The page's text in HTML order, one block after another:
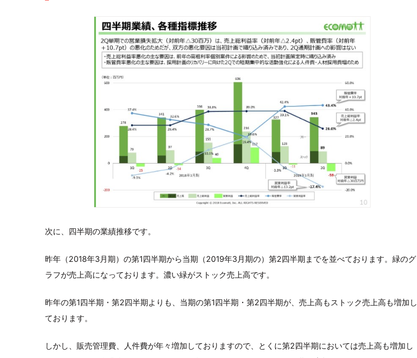
次に、四半期の業績推移です。
昨年（2018年3月期）の第1四半期から当期（2019年3月期の）第2四半期までを並べております。緑のグ
ラフが売上高になっております。濃い緑がストック売上高です。
昨年の第1四半期・第2四半期よりも、当期の第1四半期・第2四半期が、売上高もストック売上高も増加し
ております。
しかし、販売管理費、人件費が年々増加しておりますので、とくに第2四半期においては売上高も増加し